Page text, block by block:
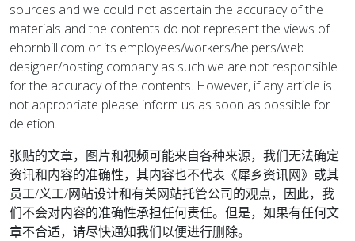
sources and we could not ascertain the accuracy of the
materials and the contents do not represent the views of
ehornbill.com or its employees/workers/helpers/web
designer/hosting company as such we are not responsible
for the accuracy of the contents. However, if any article is
not appropriate please inform us as soon as possible for
deletion.
张贴的文章，图片和视频可能来自各种来源，我们无法确定
资讯和内容的准确性，其内容也不代表《犀乡资讯网》或其
员工/义工/网站设计和有关网站托管公司的观点，因此，我
们不会对内容的准确性承担任何责任。但是，如果有任何文
章不合适，请尽快通知我们以便进行删除。